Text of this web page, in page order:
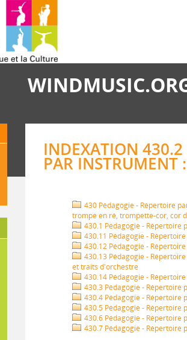
INDEXATION 430.2
PAR INSTRUMENT
430 Pédagogie - Répertoire
trompe en ré, trompette-cor, cor
430.1 Pédagogie - Répertoire
430.11 Pédagogie -
430.12 Pédagogie -
430.13 Pédagogie -
et traits d'orchestre
430.14 Pédagogie -
430.3 Pédagogie - Répertoire
430.4 Pédagogie - Répertoire
430.5 Pédagogie - Répertoire
430.6 Pédagogie - Répertoire
430.7 Pédagogie - Répertoire